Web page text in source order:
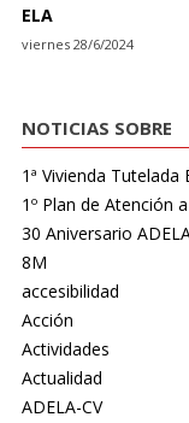
ELA
viernes 28/6/2024
NOTICIAS SOBRE
1ª Vivienda Tutelada
1º Plan de Atención
30 Aniversario
8M
accesibilidad
Acción
Actividades
Actualidad
ADELA-CV